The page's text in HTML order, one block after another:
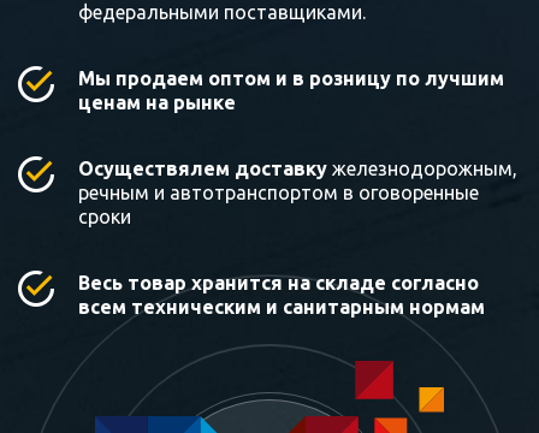
федеральными поставщиками.
Мы продаем оптом и в розницу по лучшим
ценам на рынке
Осуществялем доставку железнодорожным,
речным и автотранспортом в оговоренные
сроки
Весь товар хранится на складе согласно
всем техническим и санитарным нормам